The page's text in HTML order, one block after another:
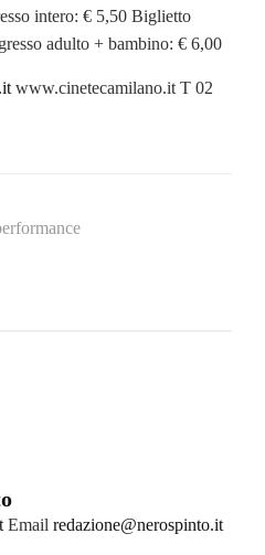
intero: € 5,50 Biglietto
adulto + bambino: € 6,00
www.cinetecamilano.it T 02
Email redazione@nerospinto.it